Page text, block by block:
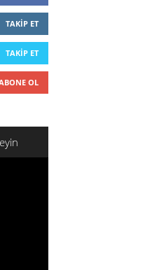
TAKIP ET
TAKIP ET
OL